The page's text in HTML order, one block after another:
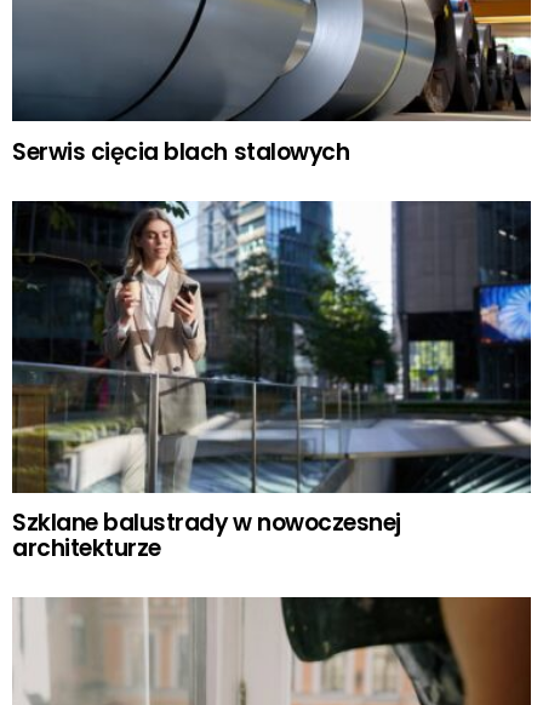
Serwis cięcia blach stalowych
Szklane balustrady w nowoczesnej
architekturze